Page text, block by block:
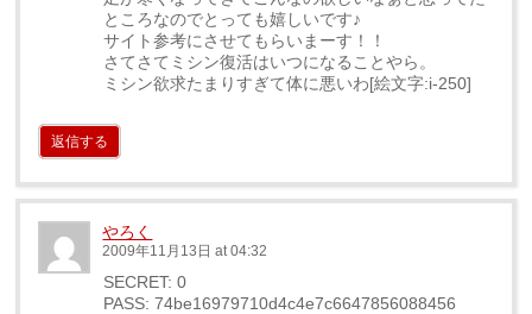
ところなのでとっても嬉しいです♪
サイト参考にさせてもらいまーす！！
さてさてミシン復活はいつになることやら。
ミシン欲求たまりすぎて体に悪いわ[絵文字:i-250]
返信する
やろく
2009年11月13日 at 04:32
SECRET: 0
PASS: 74be16979710d4c4e7c6647856088456